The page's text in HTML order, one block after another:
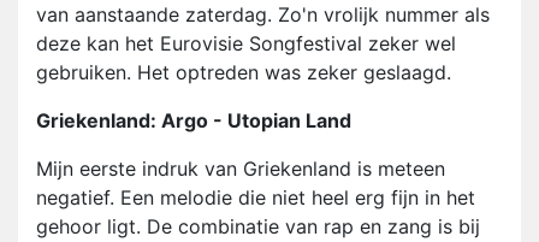
van aanstaande zaterdag. Zo'n vrolijk nummer als
deze kan het Eurovisie Songfestival zeker wel
gebruiken. Het optreden was zeker geslaagd.
Griekenland: Argo - Utopian Land
Mijn eerste indruk van Griekenland is meteen
negatief. Een melodie die niet heel erg fijn in het
gehoor ligt. De combinatie van rap en zang is bij